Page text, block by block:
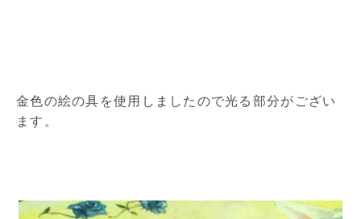
金色の絵の具を使用しましたので光る部分がござい
ます。